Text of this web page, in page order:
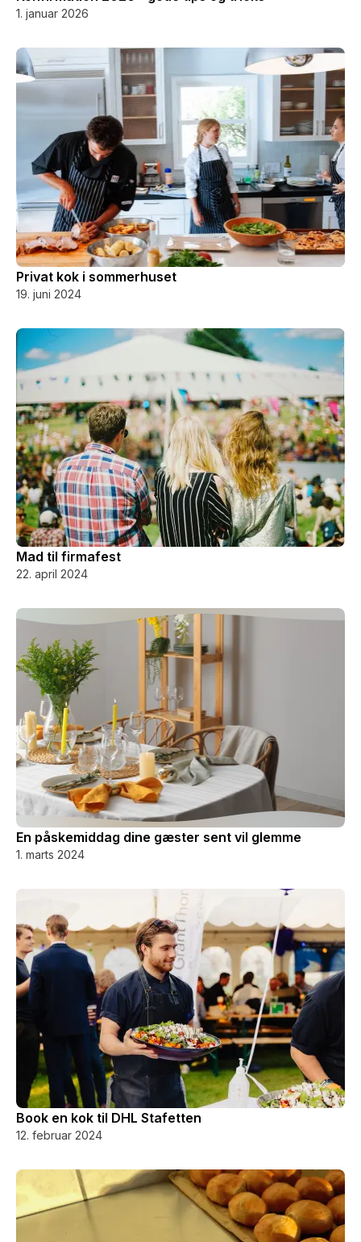
1. januar 2026
Privat kok i sommerhuset
19. juni 2024
Mad til firmafest
22. april 2024
En påskemiddag dine gæster sent vil glemme
1. marts 2024
Book en kok til DHL Stafetten
12. februar 2024